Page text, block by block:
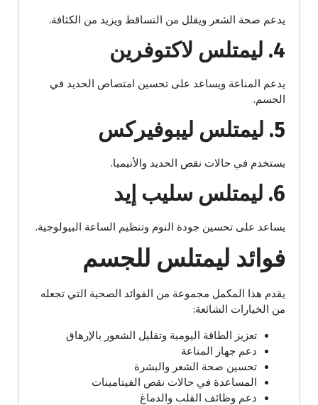
يدعم صحة الشعر ويقلل من التساقط ويزيد من الكثافة.
4. ليمتلس لاكتوفرين
يدعم المناعة ويساعد على تحسين امتصاص الحديد في
الجسم.
5. ليمتلس ليبوفيركس
يستخدم في حالات نقص الحديد والأنيميا.
6. ليمتلس سليب إيد
يساعد على تحسين جودة النوم وتنظيم الساعة البيولوجية.
فوائد ليمتلس للجسم
يقدم هذا المكمل مجموعة من الفوائد الصحية التي تجعله
من الخيارات الشائعة:
تعزيز الطاقة اليومية وتقليل الشعور بالإرهاق
دعم جهاز المناعة
تحسين صحة الشعر والبشرة
المساعدة في حالات نقص الفيتامينات
دعم وظائف القلب والدماغ